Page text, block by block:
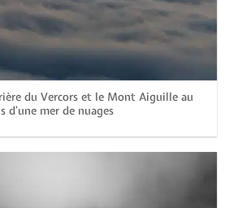
du Vercors et le Mont Aiguille au
d’une mer de nuages